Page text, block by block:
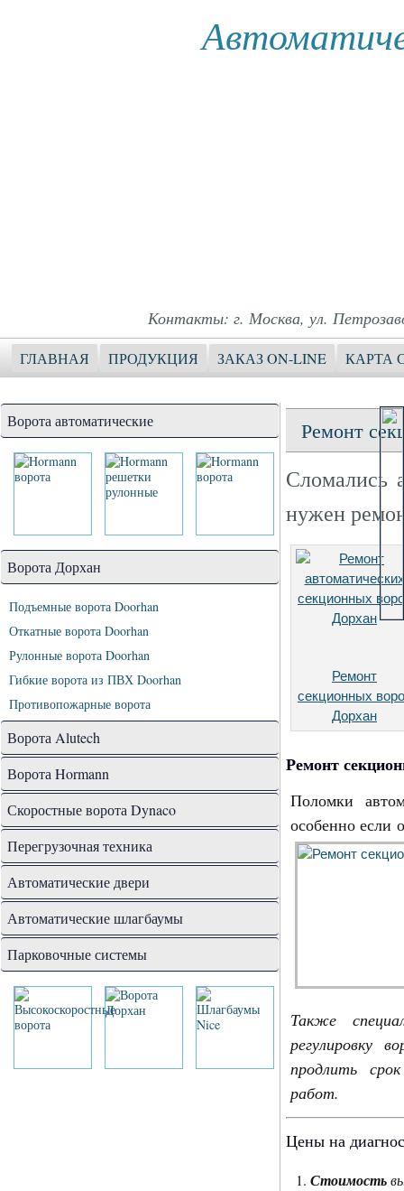
Контакты: г. Москва, ул.
ГЛАВНАЯ ПРОДУКЦИЯ ЗАКАЗ ON-LINE КАРТА
Ворота автоматические
Ворота Дорхан
Подъемные ворота Doorhan
Откатные ворота Doorhan
Рулонные ворота Doorhan
Гибкие ворота из ПВХ Doorhan
Противопожарные ворота
Ворота Alutech
Ворота Hormann
Скоростные ворота Dynaco
Перегрузочная техника
Автоматические двери
Автоматические шлагбаумы
Парковочные системы
Ремонт
Сломались
нужен
Ремонт
секционных
Дорхан
Ремонт
Поломки
особенно если
Также
регулировку
продлить
работ.
Цены на
Стоимость